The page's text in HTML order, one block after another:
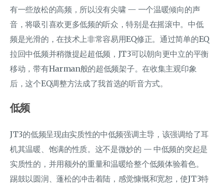
有一些放松的高频，所以没有尖啸 — 一个温暖倾向的声
音，将吸引喜欢更多低频的听众，特别是在摇滚中。中低
频是光滑的，在技术上非常容易用EQ修正。通过简单的EQ
拉回中低频并稍微提起超低频，JT3可以朝向更中立的平衡
移动，带有Harman般的超低频架子。在收集主观印象
后，这个EQ调整方法成了我首选的听音方式。
低频
JT3的低频呈现由实质性的中低频强调主导，该强调给了耳
机其温暖、饱满的性质。这不是微妙的 — 中低频的突起是
实质性的，并用额外的重量和温暖给整个低频体验着色。
踢鼓以圆润、蓬松的冲击着陆，感觉慷慨和宽恕，使JT3特